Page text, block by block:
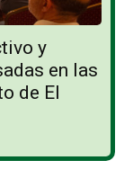
y
en las
de El